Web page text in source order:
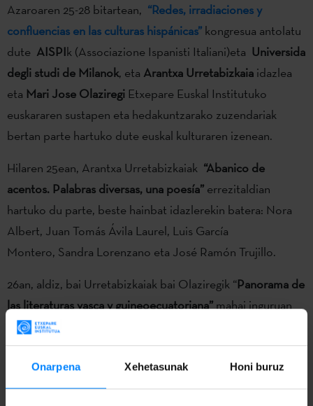
Onarpena Xehetasunak Honi buruz
Azaroaren 25-28 bitartean, “Redes, irradiaciones y
confluencias en las culturas hispánicas” kongresua antolatu
dute AISPIk (Associazione Ispanisti Italiani)eta Universida
degli studi de Milanok, eta Arantxa Urretabizkaia idazlea
eta Mari Jose Olaziregi Etxepare Euskal Institutuko
euskararen sustapen eta hedakuntzarako zuzendariak
bertan parte hartuko dute euskal kulturaren izenean.
Hilaren 25ean, Arantxa Urretabizkaiak “Abanico de
acentos. Palabras diversas, una poesía” errezitaldian
hartuko du parte, beste hainbat idazlerekin batera: Nora
Albert, Juan Tomás Ávila Laurel, Luis García
Montero, Sandra Lorenzano eta José Ramón Trujillo.
26an, aldiz, bai Urretabizkaiak bai Olaziregik “Panorama de
las literaturas vasca y guineoecuatoriana”mahai inguruan
hartuko dute parte Juan Tomás Ávila Laurel, eta José
Ramón Trujillorekin batera.